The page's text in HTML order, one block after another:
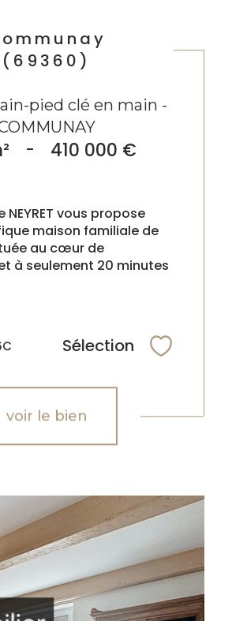
(69360)
pied clé en main -
- 410 000 €
vous propose
maison familiale de
au cœur de
et à seulement 20 minutes
Sélection
voir le bien